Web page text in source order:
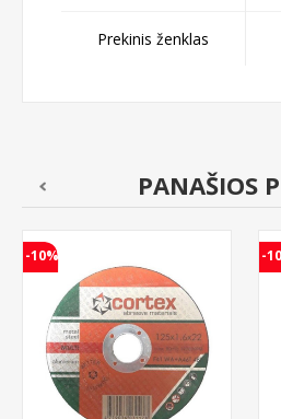
Prekinis ženklas
PANAŠIOS
-10% -